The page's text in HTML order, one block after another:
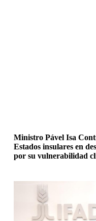
Ministro Pável Isa
Estados insulares en
por su vulnerabilidad